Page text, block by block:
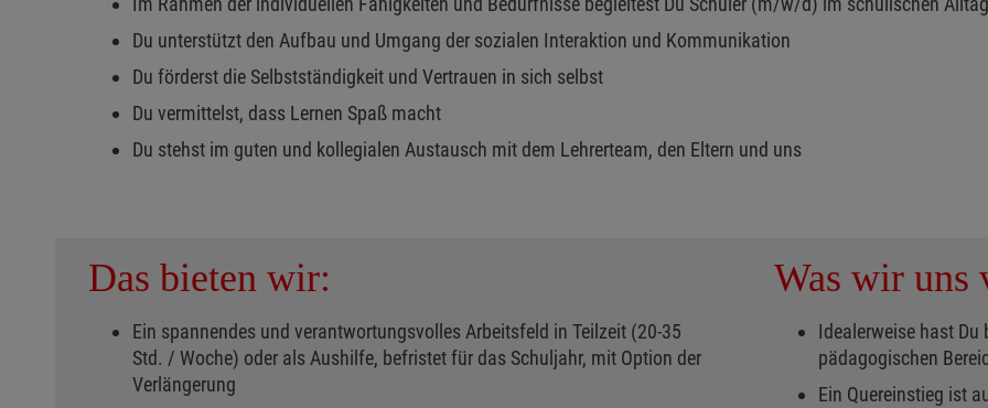
Du unterstützt den Aufbau und Umgang der sozialen Interaktion und Kommunikation
Du förderst die Selbstständigkeit und Vertrauen in sich selbst
Du vermittelst, dass Lernen Spaß macht
Du stehst im guten und kollegialen Austausch mit dem Lehrerteam, den Eltern und uns
Das bieten wir:
Ein spannendes und verantwortungsvolles Arbeitsfeld in Teilzeit (20-35
Std. / Woche) oder als Aushilfe, befristet für das Schuljahr, mit Option der
Verlängerung
Was wir uns
Idealerweise hast
pädagogischen
Ein Quereinstieg ist